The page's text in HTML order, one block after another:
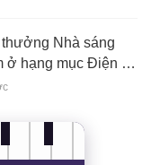
Nhà sáng
ở hạng mục Điện tử
của Ấn Độ